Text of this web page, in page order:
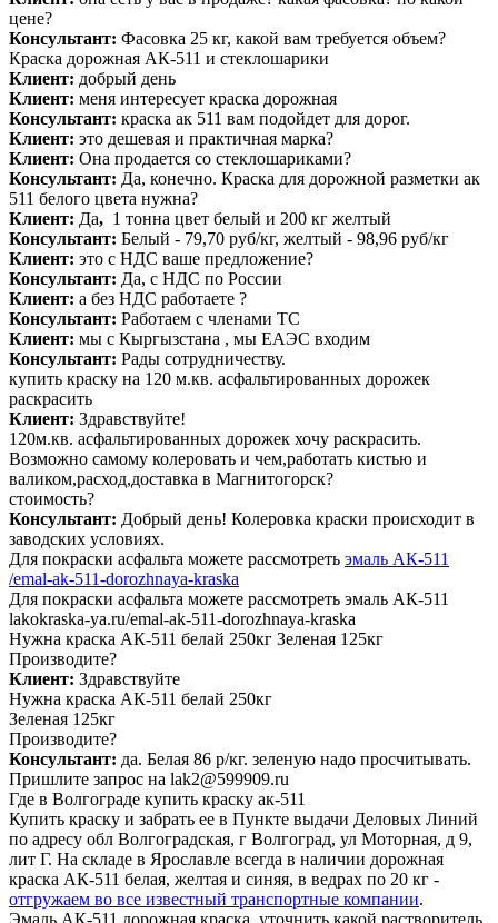
цене?
Консультант: Фасовка 25 кг, какой вам требуется объем?
Краска дорожная АК-511 и стеклошарики
Клиент: добрый день
Клиент: меня интересует краска дорожная
Консультант: краска ак 511 вам подойдет для дорог.
Клиент: это дешевая и практичная марка?
Клиент: Она продается со стеклошариками?
Консультант: Да, конечно. Краска для дорожной разметки ак
511 белого цвета нужна?
Клиент: Да, 1 тонна цвет белый и 200 кг желтый
Консультант: Белый - 79,70 руб/кг, желтый - 98,96 руб/кг
Клиент: это с НДС ваше предложение?
Консультант: Да, с НДС по России
Клиент: а без НДС работаете ?
Консультант: Работаем с членами ТС
Клиент: мы с Кыргызстана , мы ЕАЭС входим
Консультант: Рады сотрудничеству.
купить краску на 120 м.кв. асфальтированных дорожек
раскрасить
Клиент: Здравствуйте!
120м.кв. асфальтированных дорожек хочу раскрасить.
Возможно самому колеровать и чем,работать кистью и
валиком,расход,доставка в Магнитогорск?
стоимость?
Консультант: Добрый день! Колеровка краски происходит в
заводских условиях.
Для покраски асфальта можете рассмотреть эмаль АК-511
/emal-ak-511-dorozhnaya-kraska
Для покраски асфальта можете рассмотреть эмаль АК-511
lakokraska-ya.ru/emal-ak-511-dorozhnaya-kraska
Нужна краска АК-511 белай 250кг Зеленая 125кг
Производите?
Клиент: Здравствуйте
Нужна краска АК-511 белай 250кг
Зеленая 125кг
Производите?
Консультант: да. Белая 86 р/кг. зеленую надо просчитывать.
Пришлите запрос на lak2@599909.ru
Где в Волгограде купить краску ак-511
Купить краску и забрать ее в Пункте выдачи Деловых Линий
по адресу обл Волгоградская, г Волгоград, ул Моторная, д 9,
лит Г. На складе в Ярославле всегда в наличии дорожная
краска АК-511 белая, желтая и синяя, в ведрах по 20 кг -
отгружаем во все известный транспортные компании.
Эмаль АК-511 дорожная краска, уточнить какой растворитель